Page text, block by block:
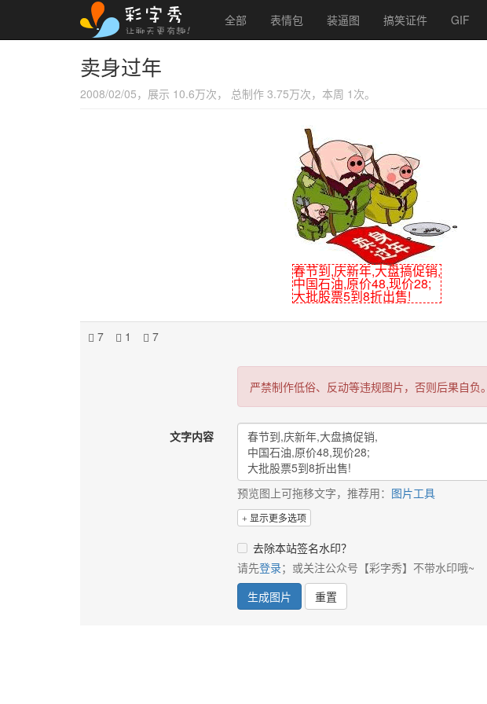
全部 表情包 装逼图 搞笑证件 GIF
卖身过年
2008/02/05，展示 10.6万次， 总制作 3.75万次，本周 1次。
7 1 7
严禁制作低俗、反动等违规图片，否则后果自负。
文字内容
预览图上可拖移文字，推荐用： 图片工具
显示更多选项
去除本站签名水印？
请先登录；或关注公众号【彩字秀】不带水印哦~
生成图片
重置
春节到,庆新年,大盘搞促销,
中国石油,原价48,现价28;
大批股票5到8折出售!